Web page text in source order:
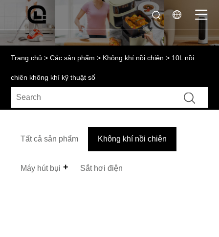
Trang chủ > Các sản phẩm > Không khí nồi chiên > 10L nồi
chiên không khí kỹ thuật số
Tất cả sản phẩm Không khí nồi chiên
Máy hút bụi Sắt hơi điện